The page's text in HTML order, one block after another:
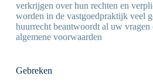
verkrijgen over hun rechten en
worden in de vastgoedpraktijk veel
huurrecht beantwoordt al uw vragen
algemene voorwaarden
Gebreken